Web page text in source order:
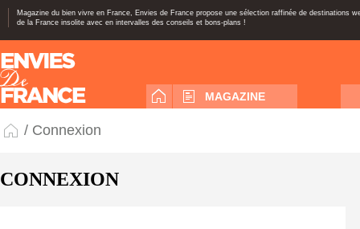
Magazine du bien vivre en France, Envies de France propose une sélection raffinée de destinations
de la France insolite avec en intervalles des conseils et bons-plans !
MAGAZINE
/ Connexion
CONNEXION